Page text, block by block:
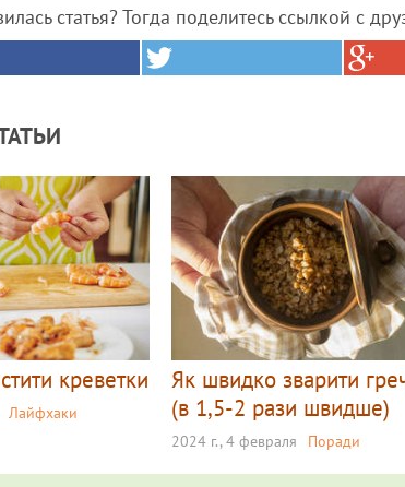
статья? Тогда поделитесь ссылкой с
креветки
Лайфхаки
Як швидко зварити
(в 1,5-2 рази швидше)
2024 г., 4 февраля Поради